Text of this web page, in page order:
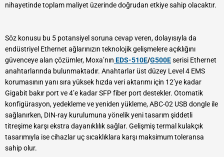
nihayetinde toplam maliyet üzerinde doğrudan etkiye sahip olacaktır.
Söz konusu bu 5 potansiyel soruna cevap veren, dolayısıyla da
endüstriyel Ethernet ağlarınızın teknolojik gelişmelere açıklığını
güvenceye alan çözümler, Moxa’nın EDS-510E/G500Eserisi Ethernet
anahtarlarında bulunmaktadır. Anahtarlar üst düzey Level 4 EMS
korumasının yanı sıra yüksek hızda veri aktarımı için 12’ye kadar
Gigabit bakır port ve 4’e kadar SFP fiber port destekler. Otomatik
konfigürasyon, yedekleme ve yeniden yükleme, ABC-02 USB dongle ile
sağlanırken, DIN-ray kurulumuna yönelik yeni tasarım şiddetli
titreşime karşı ekstra dayanıklılık sağlar. Gelişmiş termal kulakçık
tasarımıyla ise cihazlar uç sıcaklıklara karşı maksimum toleransa
sahip olur.